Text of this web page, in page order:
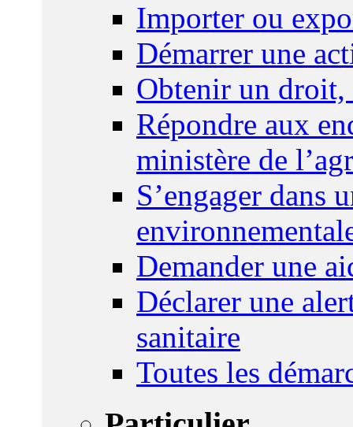
Importer ou
Démarrer une
Obtenir un droit,
Répondre aux
ministère de
S’engager dans
Demander une
Déclarer une
sanitaire
Toutes les